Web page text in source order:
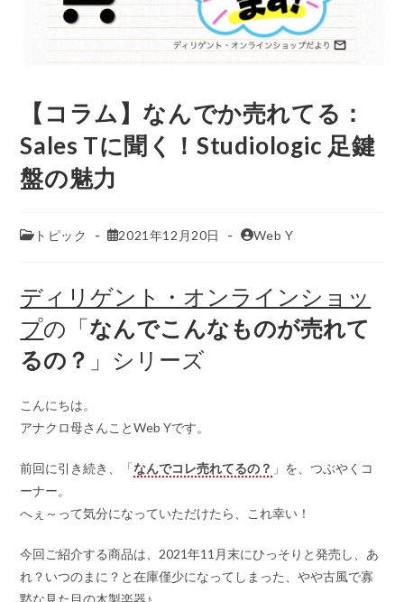
【コラム】なんでか売れてる：
Sales Tに聞く！Studiologic 足鍵
盤の魅力
トピック 2021年12月20日 Web Y
ディリゲント・オンラインショッ
プの「なんでこんなものが売れて
るの？ 」シリーズ
こんにちは。
アナクロ母さんことWeb Yです。
前回に引き続き、「なんでコレ売れてるの？ 」を、つぶやくコ
ーナー。
へぇ～って気分になっていただけたら、これ幸い！
今回ご紹介する商品は、2021年11月末にひっそりと発売し、あ
れ？いつのまに？と在庫僅少になってしまった、やや古風で寡
黙な見た目の木製楽器♪